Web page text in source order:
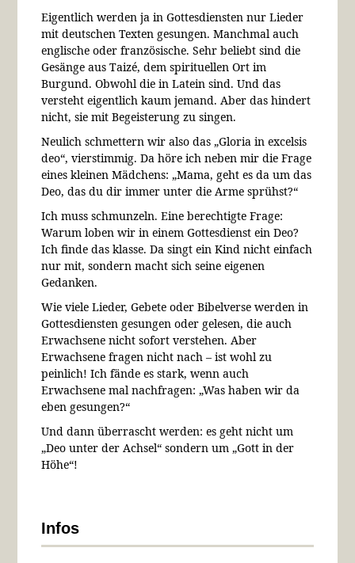
Eigentlich werden ja in Gottesdiensten nur Lieder
mit deutschen Texten gesungen. Manchmal auch
englische oder französische. Sehr beliebt sind die
Gesänge aus Taizé, dem spirituellen Ort im
Burgund. Obwohl die in Latein sind. Und das
versteht eigentlich kaum jemand. Aber das hindert
nicht, sie mit Begeisterung zu singen.
Neulich schmettern wir also das „Gloria in excelsis
deo“, vierstimmig. Da höre ich neben mir die Frage
eines kleinen Mädchens: „Mama, geht es da um das
Deo, das du dir immer unter die Arme sprühst?“
Ich muss schmunzeln. Eine berechtigte Frage:
Warum loben wir in einem Gottesdienst ein Deo?
Ich finde das klasse. Da singt ein Kind nicht einfach
nur mit, sondern macht sich seine eigenen
Gedanken.
Wie viele Lieder, Gebete oder Bibelverse werden in
Gottesdiensten gesungen oder gelesen, die auch
Erwachsene nicht sofort verstehen. Aber
Erwachsene fragen nicht nach – ist wohl zu
peinlich! Ich fände es stark, wenn auch
Erwachsene mal nachfragen: „Was haben wir da
eben gesungen?“
Und dann überrascht werden: es geht nicht um
„Deo unter der Achsel“ sondern um „Gott in der
Höhe“!
Infos